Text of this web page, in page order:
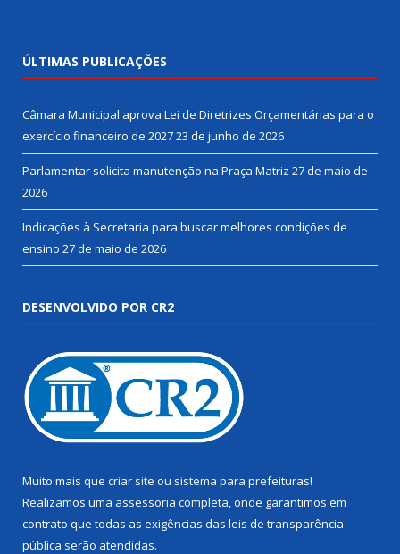
ÚLTIMAS PUBLICAÇÕES
Câmara Municipal aprova Lei de Diretrizes Orçamentárias para o
exercício financeiro de 202723 de junho de 2026
Parlamentar solicita manutenção na Praça Matriz 27 de maio de
2026
Indicações à Secretaria para buscar melhores condições de
ensino 27 de maio de 2026
DESENVOLVIDO POR CR2
Muito mais que criar site ou sistema para prefeituras!
Realizamos uma assessoria completa, onde garantimos em
contrato que todas as exigências das leis de transparência
pública serão atendidas.